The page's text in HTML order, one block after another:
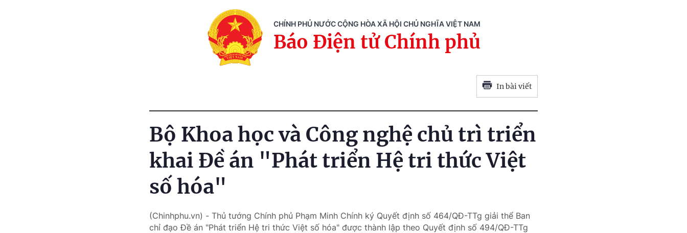
CHÍNH PHỦ NƯỚC CỘNG HÒA XÃ HỘI CHỦ NGHĨA VIỆT NAM
Báo Điện tử Chính phủ
In bài viết
Bộ Khoa học và Công nghệ chủ trì triển
khai Đề án "Phát triển Hệ tri thức Việt
số hóa"
(Chinhphu.vn) - Thủ tướng Chính phủ Phạm Minh Chính ký Quyết định số 464/QĐ-TTg giải thể Ban
chỉ đạo Đề án "Phát triển Hệ tri thức Việt số hóa" được thành lập theo Quyết định số 494/QĐ-TTg